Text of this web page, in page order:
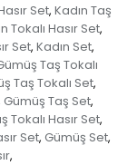
Set, Kadın Taş
Tokalı Hasır Set,
Set, Kadın Set,
Taş Tokalı
Taş Tokalı Set,
Gümüş Taş Set,
Tokalı Hasır Set,
Set, Gümüş Set,
,